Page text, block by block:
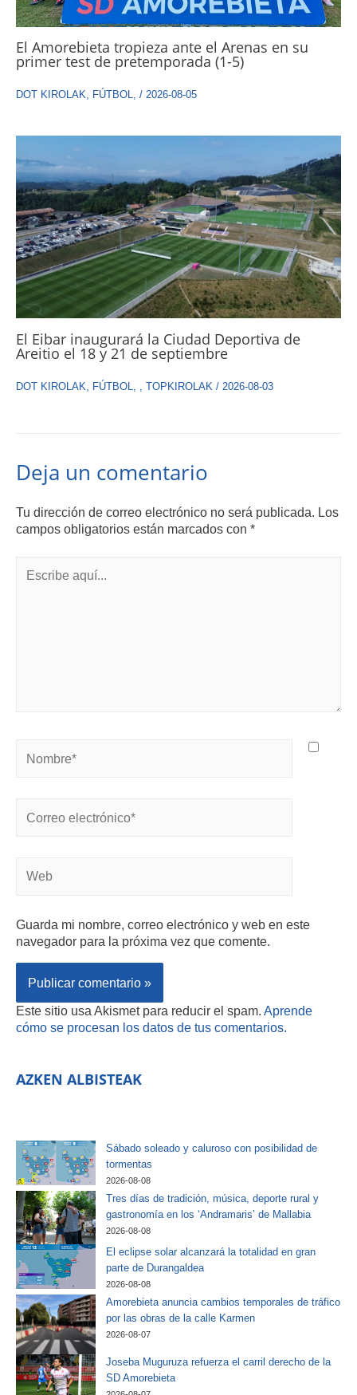
El Amorebieta tropieza ante el Arenas en su
primer test de pretemporada (1-5)
DOT KIROLAK, FÚTBOL, / 2026-08-05
El Eibar inaugurará la Ciudad Deportiva de
Areitio el 18 y 21 de septiembre
DOT KIROLAK FÚTBOL TOPKIROLAK / 2026-08-03
Deja un comentario
Tu dirección de correo electrónico no será publicada. Los
campos obligatorios están marcados con *
Guarda mi nombre, correo electrónico y web en este
navegador para la próxima vez que comente.
Este sitio usa Akismet para reducir el spam. Aprende
cómo se procesan los datos de tus comentarios.
AZKEN ALBISTEAK
Sábado soleado y caluroso con posibilidad de
tormentas
2026-08-08
Tres días de tradición, música, deporte rural y
gastronomía en los ‘Andramaris’ de Mallabia
2026-08-08
El eclipse solar alcanzará la totalidad en gran
parte de Durangaldea
2026-08-08
Amorebieta anuncia cambios temporales de tráfico
por las obras de la calle Karmen
2026-08-07
Joseba Muguruza refuerza el carril derecho de la
SD Amorebieta